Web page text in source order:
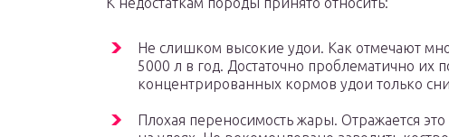
Не слишком высокие удои. Как отмечают
5000 л в год. Достаточно проблематично их
концентрированных кормов удои только
Плохая переносимость жары. Отражается